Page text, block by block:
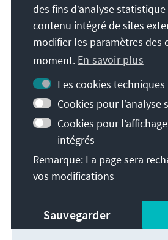
Christen in Israel
Télécharger
des fins d’analyse
contenu intégré de sites
modifier les paramètres des
moment. En savoir plus
Les cookies techniques
Cookies pour l’analyse
Cookies pour
intégrés
Remarque: La page sera
vos modifications
Sauvegarder